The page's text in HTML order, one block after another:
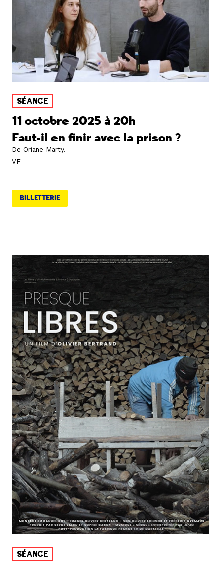
SÉANCE
11 octobre 2025 à 20h
Faut-il en finir avec la prison ?
De Oriane Marty.
VF
BILLETTERIE
SÉANCE